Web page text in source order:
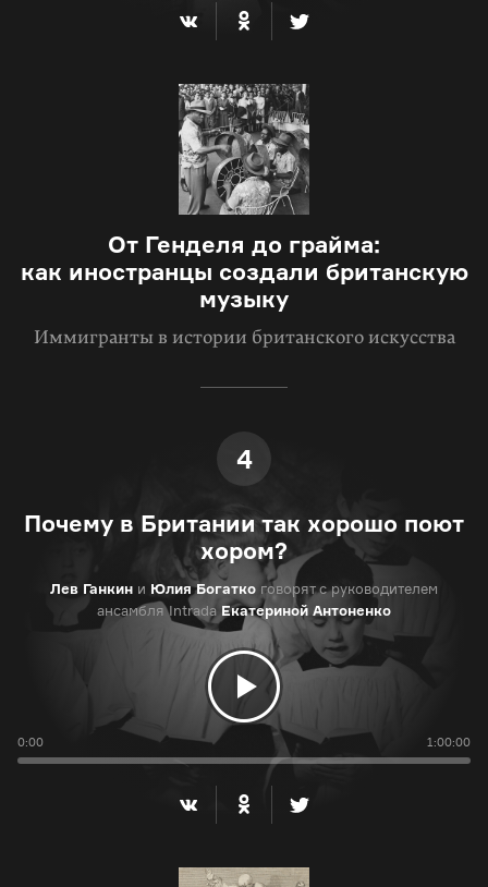
От Генделя до грайма:
как иностранцы создали британскую
музыку
Иммигранты в истории британского искусства
4
Почему в Британии так хорошо поют
хором?
Лев Ганкин и Юлия Богатко говорят с руководителем
ансамбля Intrada Екатериной Антоненко
0:00 1:00:00